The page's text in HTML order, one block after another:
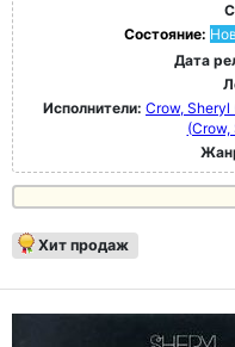
Состояние:
Дата
Исполнители: Crow, Sheryl
(Crow,
Хит продаж